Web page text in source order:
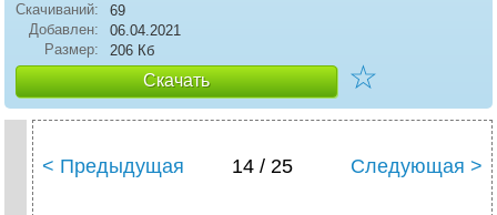
Скачиваний:
69
Добавлен:
06.04.2021
Размер:
206 Кб
Скачать ☆
< Предыдущая 14 / 25 Следующая >